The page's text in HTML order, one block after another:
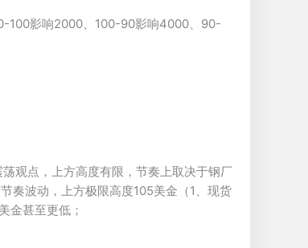
100影响2000、100-90影响4000、90-
观点，上方高度有限，节奏上取决于钢厂
奏波动，上方极限高度105美金（1、现货
金甚至更低；